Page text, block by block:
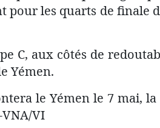
les quarts de finale
C, aux côtés de
Yémen.
le Yémen le 7 mai,
VI